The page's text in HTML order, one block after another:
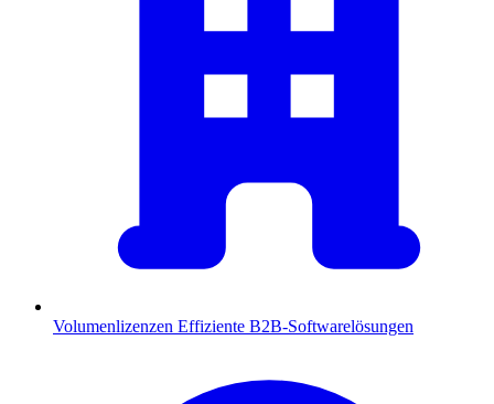
Volumenlizenzen Effiziente B2B-Softwarelösungen